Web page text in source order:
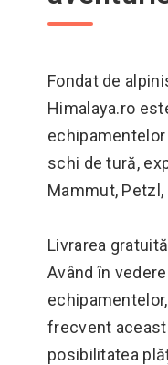
Fondat de
Himalaya.ro
schi de tură,
Mammut, Petzl,
Livrarea
Având în
frecvent
posibilitatea